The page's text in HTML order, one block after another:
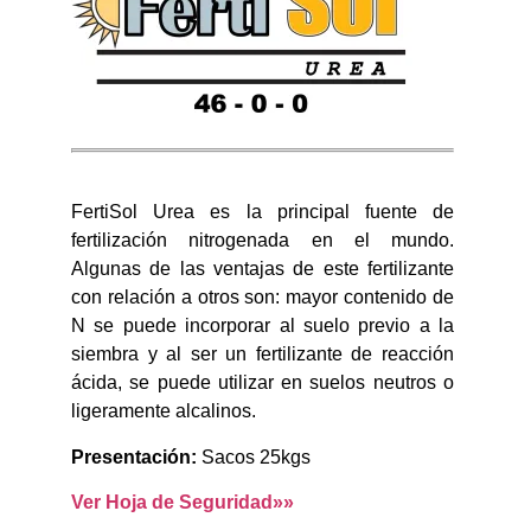
FertiSol Urea es la principal fuente de
fertilización nitrogenada en el mundo.
Algunas de las ventajas de este fertilizante
con relación a otros son: mayor contenido de
N se puede incorporar al suelo previo a la
siembra y al ser un fertilizante de reacción
ácida, se puede utilizar en suelos neutros o
ligeramente alcalinos.
Presentación: Sacos 25kgs
Ver Hoja de Seguridad»»